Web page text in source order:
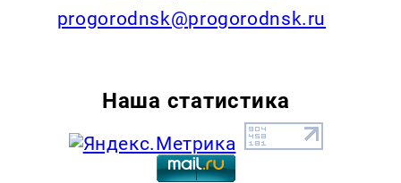
progorodnsk@progorodnsk.ru
Наша статистика